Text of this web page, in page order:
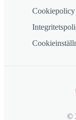
Cookiepolicy
©